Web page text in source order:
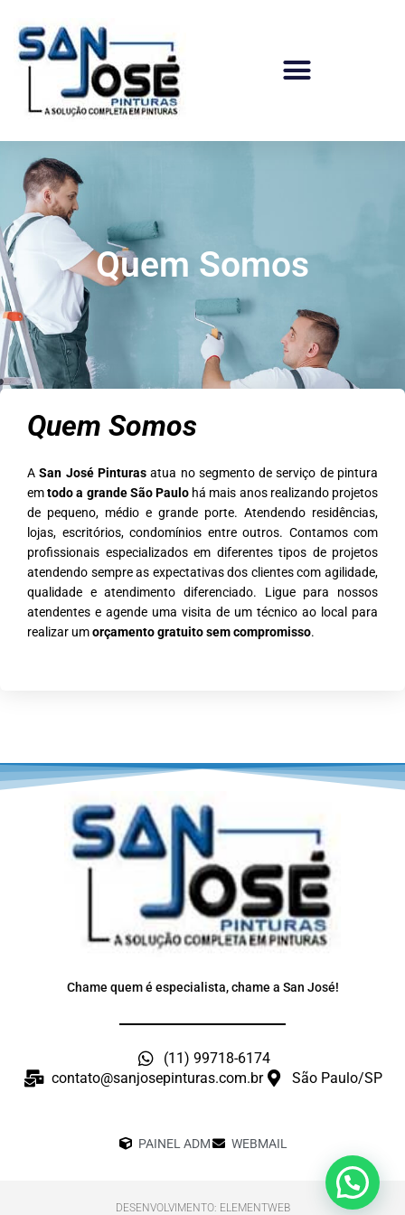
para
conteúdo
Quem Somos
Quem Somos
ASan José Pinturasatua no segmento de serviço de pintura
emtodo a grande São Paulo há mais anos realizando projetos
de pequeno, médio e grande porte. Atendendo residências,
lojas, escritórios, condomínios entre outros. Contamos com
profissionais especializados em diferentes tipos de projetos
atendendo sempre as expectativas dos clientes com agilidade,
qualidade e atendimento diferenciado. Ligue para nossos
atendentes e agende uma visita de um técnico ao local para
realizar umorçamento gratuito sem compromisso.
Chame quem é especialista, chame a San José!
(11) 99718-6174
contato@sanjosepinturas.com.br
São Paulo/SP
PAINEL ADM WEBMAIL
DESENVOLVIMENTO: ELEMENTWEB